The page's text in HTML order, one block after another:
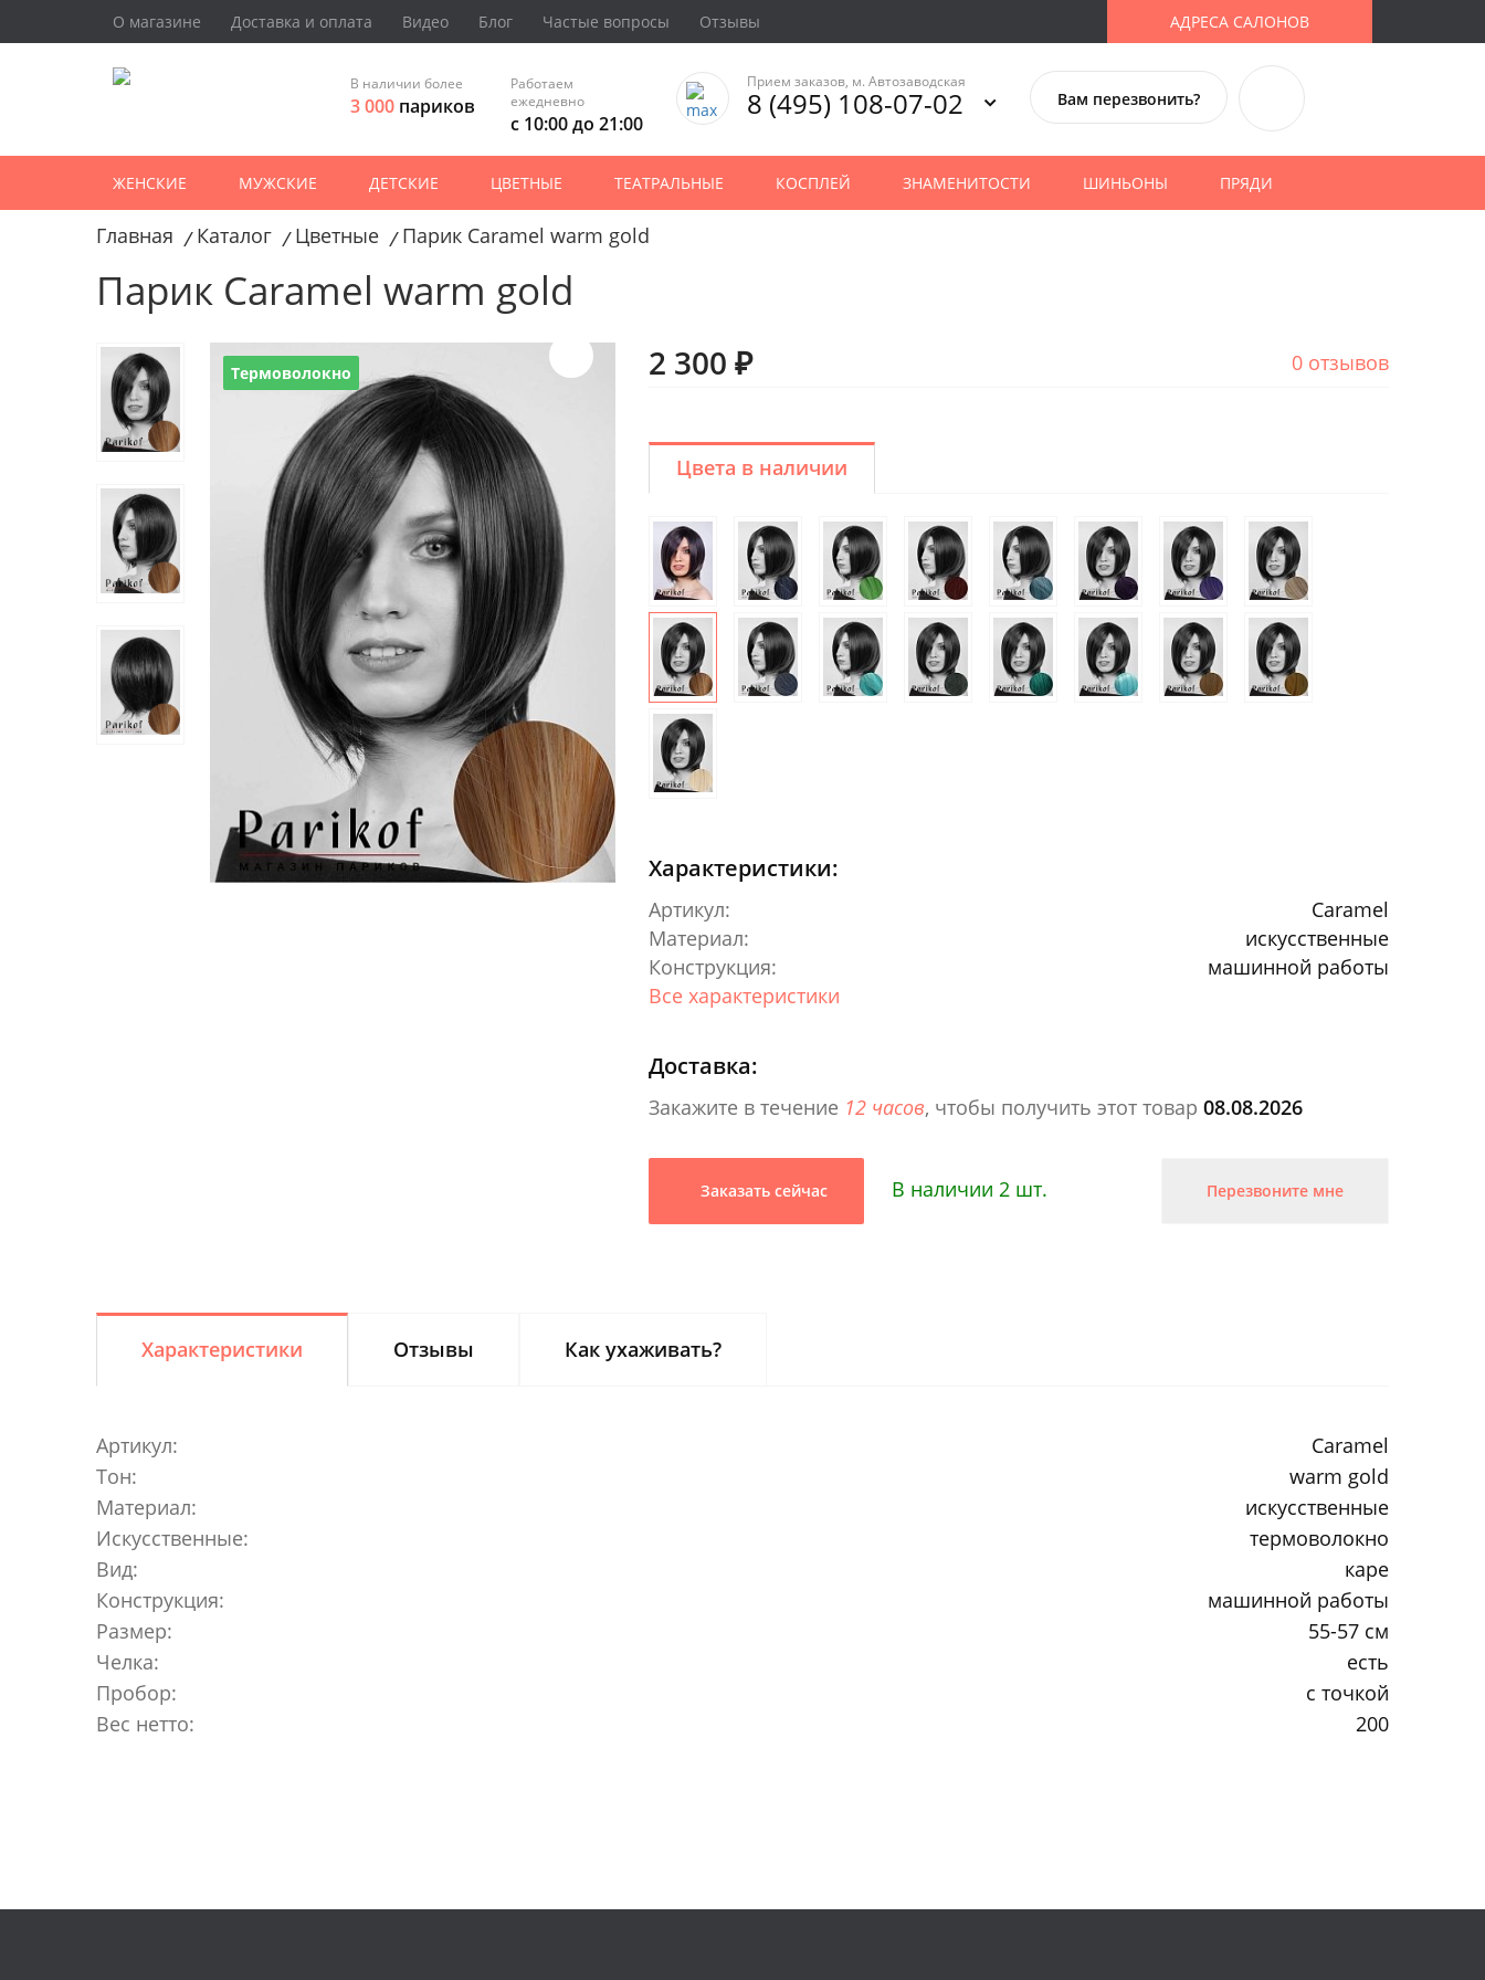
О магазине Доставка и оплата Видео Блог Частые вопросы Отзывы АДРЕСА САЛОНОВ
В наличии более
3 000 париков
Работаем
ежедневно
с 10:00 до 21:00
Прием заказов, м. Автозаводская
8 (495) 108-07-02 Вам перезвонить?
ЖЕНСКИЕ МУЖСКИЕ ДЕТСКИЕ ЦВЕТНЫЕ ТЕАТРАЛЬНЫЕ КОСПЛЕЙ ЗНАМЕНИТОСТИ ШИНЬОНЫ ПРЯДИ
Главная / Каталог / Цветные / Парик Caramel warm gold
Парик Caramel warm gold
Термоволокно 2 300 ₽ 0 отзывов
Цвета в наличии
Характеристики:
Артикул:
Caramel
Материал:
искусственные
Конструкция:
машинной работы
Все характеристики
Доставка:
Закажите в течение 12 часов, чтобы получить этот товар 08.08.2026
Заказать сейчас В наличии 2 шт. Перезвоните мне
Характеристики Отзывы Как ухаживать?
Артикул:
Caramel
Тон:
warm gold
Материал:
искусственные
Искусственные:
термоволокно
Вид:
каре
Конструкция:
машинной работы
Размер:
55-57 см
Челка:
есть
Пробор:
с точкой
Вес нетто:
200